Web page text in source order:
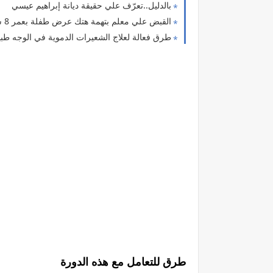
بالدليل..تعرّف علي حقيقة ديانة إبراهيم عيسي
القبض علي معلم بتهمة هتك عرض طفلة بعمر 8 سنوات أثناء درس بالمنوفية
طرق فعالة لعلاج الشعيرات الدموية في الوجه
طرق للتعامل مع هذه الدورة